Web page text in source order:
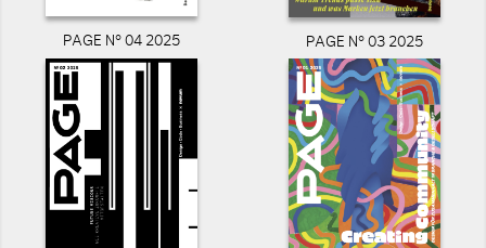
PAGE N° 04 2025 PAGE N° 03 2025